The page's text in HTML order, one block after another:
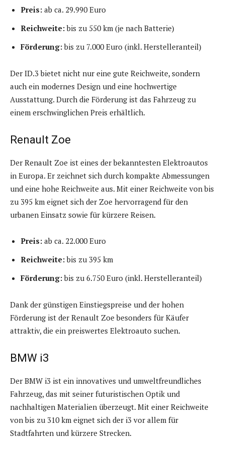
Preis: ab ca. 29.990 Euro
Reichweite:bis zu 550 km (je nach Batterie)
Förderung:bis zu 7.000 Euro (inkl. Herstelleranteil)
Der ID.3 bietet nicht nur eine gute Reichweite, sondern
auch ein modernes Design und eine hochwertige
Ausstattung. Durch die Förderung ist das Fahrzeug zu
einem erschwinglichen Preis erhältlich.
Renault Zoe
Der Renault Zoe ist eines der bekanntesten Elektroautos
in Europa. Er zeichnet sich durch kompakte Abmessungen
und eine hohe Reichweite aus. Mit einer Reichweite von bis
zu 395 km eignet sich der Zoe hervorragend für den
urbanen Einsatz sowie für kürzere Reisen.
Preis: ab ca. 22.000 Euro
Reichweite:bis zu 395 km
Förderung:bis zu 6.750 Euro (inkl. Herstelleranteil)
Dank der günstigen Einstiegspreise und der hohen
Förderung ist der Renault Zoe besonders für Käufer
attraktiv, die ein preiswertes Elektroauto suchen.
BMW i3
Der BMW i3 ist ein innovatives und umweltfreundliches
Fahrzeug, das mit seiner futuristischen Optik und
nachhaltigen Materialien überzeugt. Mit einer Reichweite
von bis zu 310 km eignet sich der i3 vor allem für
Stadtfahrten und kürzere Strecken.